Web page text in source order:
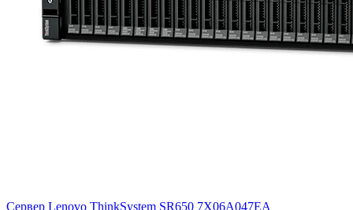
Сервер Lenovo ThinkSystem SR650 7X06A047EA